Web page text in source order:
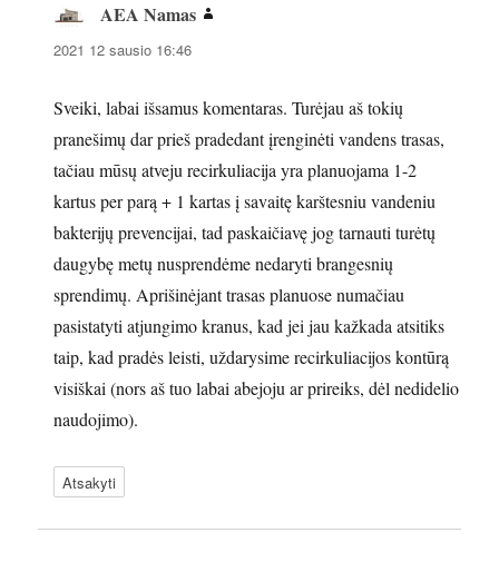
AEA Namas
2021 12 sausio 16:46
Sveiki, labai išsamus komentaras. Turėjau aš tokių
pranešimų dar prieš pradedant įrenginėti vandens trasas,
tačiau mūsų atveju recirkuliacija yra planuojama 1-2
kartus per parą + 1 kartas į savaitę karštesniu vandeniu
bakterijų prevencijai, tad paskaičiavę jog tarnauti turėtų
daugybę metų nusprendėme nedaryti brangesnių
sprendimų. Aprišinėjant trasas planuose numačiau
pasistatyti atjungimo kranus, kad jei jau kažkada atsitiks
taip, kad pradės leisti, uždarysime recirkuliacijos kontūrą
visiškai (nors aš tuo labai abejoju ar prireiks, dėl nedidelio
naudojimo).
Atsakyti